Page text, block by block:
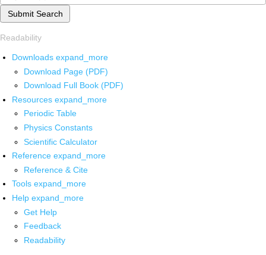
Submit Search
Readability
Downloads expand_more
Download Page (PDF)
Download Full Book (PDF)
Resources expand_more
Periodic Table
Physics Constants
Scientific Calculator
Reference expand_more
Reference & Cite
Tools expand_more
Help expand_more
Get Help
Feedback
Readability